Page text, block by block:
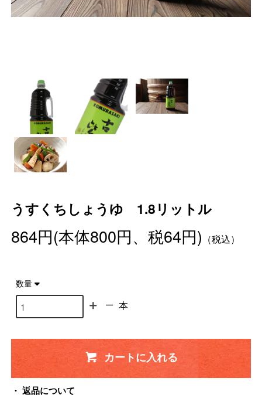
うすくちしょうゆ 1.8リットル
864円(本体800円、税64円) （税込）
数量
本
カートに入れる
返品について